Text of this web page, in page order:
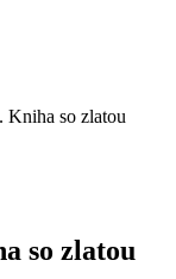
Kniha so zlatou
so zlatou